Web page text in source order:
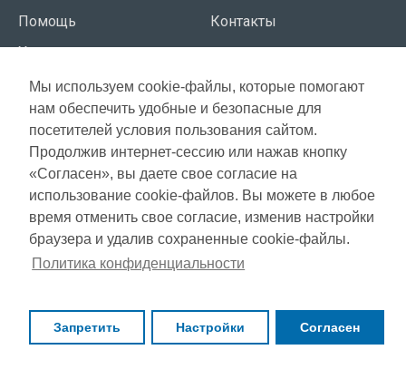
Мы используем cookie-файлы, которые помогают
нам обеспечить удобные и безопасные для
посетителей условия пользования сайтом.
Продолжив интернет-сессию или нажав кнопку
«Согласен», вы даете свое согласие на
использование cookie-файлов. Вы можете в любое
время отменить свое согласие, изменив настройки
браузера и удалив сохраненные cookie-файлы.
Политика конфиденциальности
Запретить Настройки Согласен
Помощь
Условия использования
Контакты
СЕРВИС КЛИЕНТОВ
Доставка
Оплата
Газета акций
Copyright © 2021, Super Selection, Все права защищены